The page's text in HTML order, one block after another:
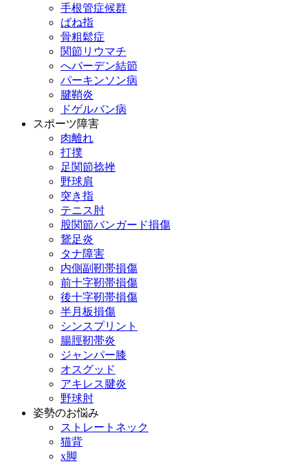
手根管症候群
ばね指
骨粗鬆症
関節リウマチ
へバーデン結節
パーキンソン病
腱鞘炎
ドゲルバン病
スポーツ障害
肉離れ
打撲
足関節捻挫
野球肩
突き指
テニス肘
股関節バンガード損傷
鵞足炎
タナ障害
内側副靭帯損傷
前十字靭帯損傷
後十字靭帯損傷
半月板損傷
シンスプリント
腸脛靭帯炎
ジャンパー膝
オスグッド
アキレス腱炎
野球肘
姿勢のお悩み
ストレートネック
猫背
x脚